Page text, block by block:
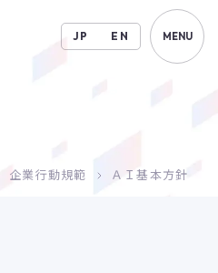
JP EN MENU
企業行動規範 ＡＩ基本方針